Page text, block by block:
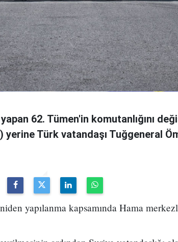
62. Tümen'in komutanlığını
yerine Türk vatandaşı Tuğgeneral
yapılanma kapsamında Hama